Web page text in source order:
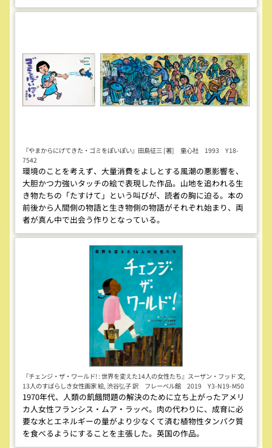
『やまからにげてきた・ゴミをぽいぽい』田島征三 [著] 童心社 1993 Y18-
7542
環境のことを考えず、大量消費をよしとする風潮の悪影響を、
大胆かつ力強いタッチの絵で表現した作品。山地を追われる生
き物たちの「たすけて」という叫びが、読者の胸に迫る。本の
前後から人間側の物語と生き物側の物語がそれぞれ始まり、両
者が真ん中で出会う作りとなっている。
『チェンジ・ザ・ワールド! : 世界を変えた14人の女性たち』スーザン・フッド 文,
13人のすばらしき女性画家 絵, 渋谷弘子 訳 フレーベル館 2019 Y3-N19-M50
1970年代、人類の飢餓問題の解決のために立ち上がったアメリ
カ人女性フランシス・ムア・ラッペ。肉の代わりに、成育に必
要な水とエネルギーの量がより少なくて済む植物性タンパク質
を食べるようにすることを主張した。英国の作品。